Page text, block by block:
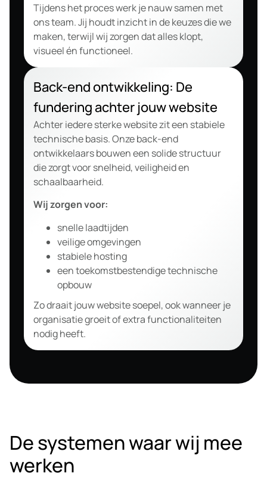
Tijdens het proces werk je nauw samen met
ons team. Jij houdt inzicht in de keuzes die we
maken, terwijl wij zorgen dat alles klopt,
visueel én functioneel.
Back-end ontwikkeling: De
fundering achter jouw website
Achter iedere sterke website zit een stabiele
technische basis. Onze back-end
ontwikkelaars bouwen een solide structuur
die zorgt voor snelheid, veiligheid en
schaalbaarheid.
Wij zorgen voor:
snelle laadtijden
veilige omgevingen
stabiele hosting
een toekomstbestendige technische
opbouw
Zo draait jouw website soepel, ook wanneer je
organisatie groeit of extra functionaliteiten
nodig heeft.
De systemen waar wij mee
werken